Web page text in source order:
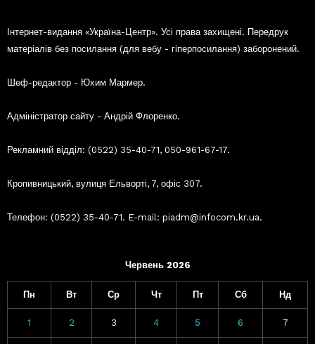
Інтернет-видання «Україна-Центр». Усі права захищені. Передрук
матеріалів без посилання (для вебу - гіперпосилання) заборонений.
Шеф-редактор - Юхим Мармер.
Адміністратор сайту - Андрій Флоренко.
Рекламний відділ: (0522) 35-40-71, 050-961-67-17.
Кропивницький, вулиця Ельворті, 7, офіс 307.
Телефон: (0522) 35-40-71. E-mail: piadm@infocom.kr.ua.
Червень 2026
Пн Вт Ср Чт Пт Сб Нд
1 2 3 4 5 6 7